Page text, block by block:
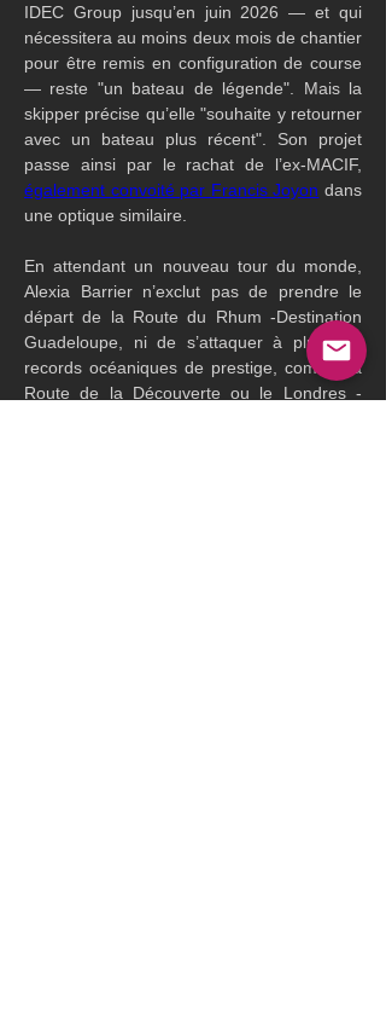
IDEC Group jusqu’en juin 2026 — et qui
nécessitera au moins deux mois de chantier
pour être remis en configuration de course
— reste "un bateau de légende". Mais la
skipper précise qu’elle "souhaite y retourner
avec un bateau plus récent". Son projet
également convoité par Francis Joyon dans
une optique similaire.
En attendant un nouveau tour du monde,
Alexia Barrier n’exclut pas de prendre le
départ de la Route du Rhum -Destination
Guadeloupe, ni de s’attaquer à plusieurs
records océaniques de prestige, comme la
Route de la Découverte ou le Londres -